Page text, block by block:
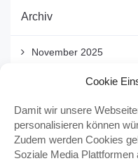
Cookie
Damit wir unsere
personalisieren können
Zudem werden Cookies
Soziale Media
Archiv
November 2025
August 2025
Juli 2025
Juni 2025